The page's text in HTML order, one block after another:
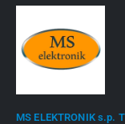
MS ELEKTRONIK s.p.